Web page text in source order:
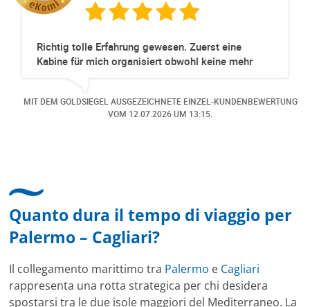
Richtig tolle Erfahrung gewesen. Zuerst eine
Kabine für mich organisiert obwohl keine mehr
Online verfügbar waren. Danach habe ich nochmals
dazu gekommen ist, aber auch da sehr kompetent,
freundlich, unkompliziert und sehr angenehme
MIT DEM GOLDSIEGEL AUSGEZEICHNETE EINZEL-KUNDENBEWERTUNG
VOM 12.07.2026UM 13:15.
Quanto dura il tempo di viaggio per
Palermo – Cagliari?
Il collegamento marittimo tra Palermo e Cagliari
rappresenta una rotta strategica per chi desidera
spostarsi tra le due isole maggiori del Mediterraneo. La